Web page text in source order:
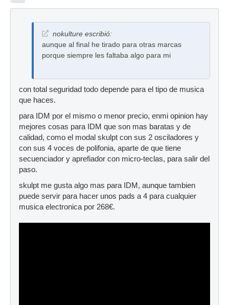
nokulture escribió:
aunque al final he tirado para otras marcas
porque siempre les faltaba algo para mi
con total seguridad todo depende para el tipo de musica
que haces.
para IDM por el mismo o menor precio, enmi opinion hay
mejores cosas para IDM que son mas baratas y de
calidad, como el modal skulpt con sus 2 osciladores y
con sus 4 voces de polifonia, aparte de que tiene
secuenciador y aprefiador con micro-teclas, para salir del
paso.
skulpt me gusta algo mas para IDM, aunque tambien
puede servir para hacer unos pads a 4 para cualquier
musica electronica por 268€.